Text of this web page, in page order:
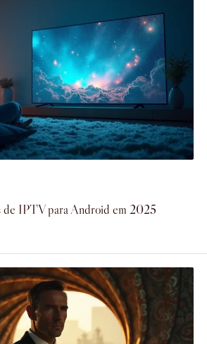
de IPTV para Android em 2025